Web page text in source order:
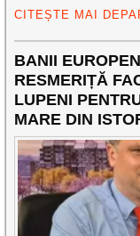
CITEȘTE MAI
BANII
RESMERIȚĂ
LUPENI
MARE DIN